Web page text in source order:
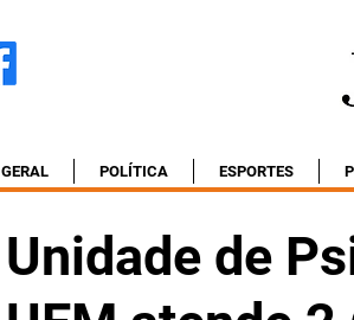
GERAL POLÍTICA ESPORTES
Unidade de